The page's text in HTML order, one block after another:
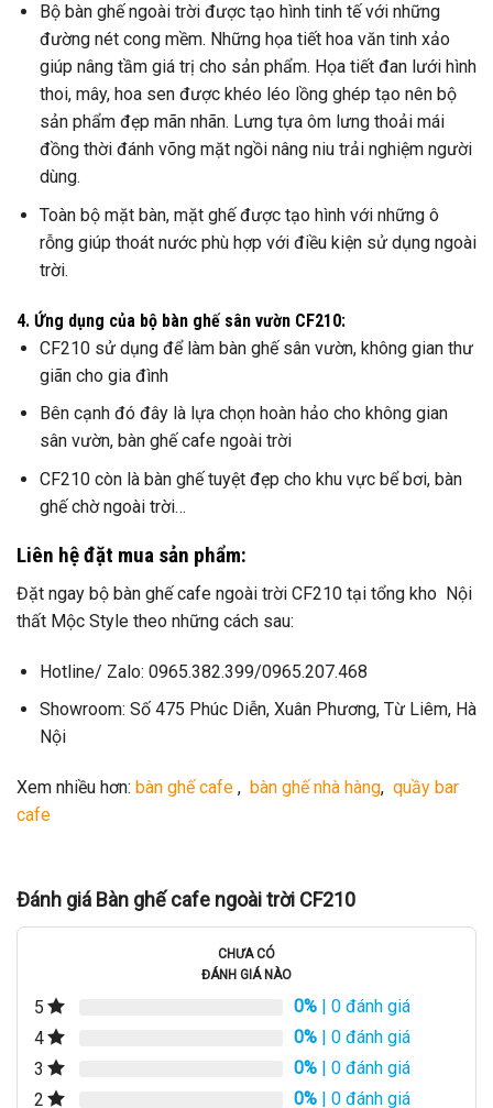
Bộ bàn ghế ngoài trời được tạo hình tinh tế với những
đường nét cong mềm. Những họa tiết hoa văn tinh xảo
giúp nâng tầm giá trị cho sản phẩm. Họa tiết đan lưới hình
thoi, mây, hoa sen được khéo léo lồng ghép tạo nên bộ
sản phẩm đẹp mãn nhãn. Lưng tựa ôm lưng thoải mái
đồng thời đánh võng mặt ngồi nâng niu trải nghiệm người
dùng.
Toàn bộ mặt bàn, mặt ghế được tạo hình với những ô
rỗng giúp thoát nước phù hợp với điều kiện sử dụng ngoài
trời.
4. Ứng dụng của bộ bàn ghế sân vườn CF210:
CF210 sử dụng để làm bàn ghế sân vườn, không gian thư
giãn cho gia đình
Bên cạnh đó đây là lựa chọn hoàn hảo cho không gian
sân vườn, bàn ghế cafe ngoài trời
CF210 còn là bàn ghế tuyệt đẹp cho khu vực bể bơi, bàn
ghế chờ ngoài trời…
Liên hệ đặt mua sản phẩm:
Đặt ngay bộ bàn ghế cafe ngoài trời CF210 tại tổng kho Nội
thất Mộc Style theo những cách sau:
Hotline/ Zalo: 0965.382.399/0965.207.468
Showroom: Số 475 Phúc Diễn, Xuân Phương, Từ Liêm, Hà
Nội
Xem nhiều hơn: bàn ghế cafe , bàn ghế nhà hàng, quầy bar
cafe
Đánh giá Bàn ghế cafe ngoài trời CF210
CHƯA CÓ
ĐÁNH GIÁ NÀO
5 0% | 0 đánh giá
4
0% | 0 đánh giá
3
0% | 0 đánh giá
2
0% | 0 đánh giá